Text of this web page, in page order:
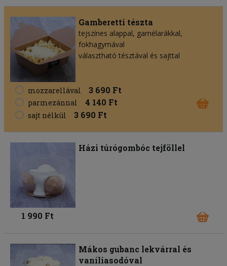
Gamberetti tészta
tejszínes alappal, garnélarákkal,
fokhagymával
választható tésztával és sajttal
mozzarellával 3 690 Ft
parmezánnal 4 140 Ft
sajt nélkül 3 690 Ft
Házi túrógombóc tejföllel
1 990 Ft
Mákos gubanc lekvárral és
vaníliasodóval